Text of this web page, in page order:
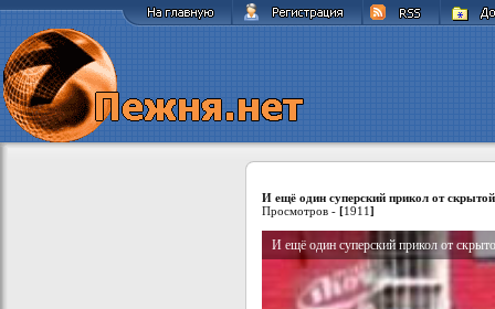
И ещё один суперский прикол от
Просмотров - [1911]
И ещё один суперский прикол от